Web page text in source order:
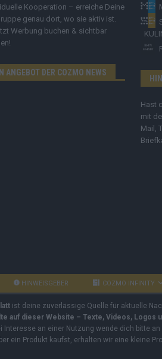
Kooperation – erreiche Deine
genau dort, wo sie aktiv ist.
Werbung buchen & sichtbar
ANGEBOT DER COZMO NEWS
Hast
mit
Mail,
HINWEISGEBER COZMO INFINITY
ist deine zuverlässige Quelle für aktuelle
auf dieser Website – Texte, Videos, Logos
an einer Nutzung wende dich bitte an
ein Produkt kaufst, erhalten wir eine kleine